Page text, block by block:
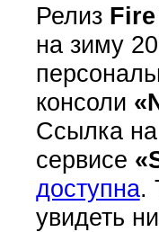
Релиз
на зиму
консоли
Ссылка
сервисе
доступна.
увидеть